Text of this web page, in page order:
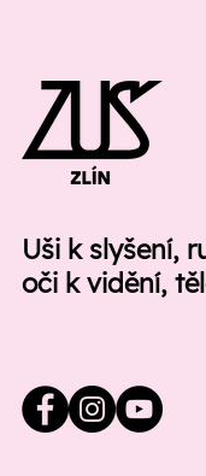
Uši k slyšení,
oči k vidění,